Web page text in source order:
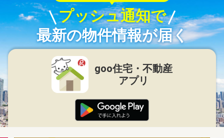
プッシュ通知で
最新の物件情報が届く
goo住宅・不動産
アプリ